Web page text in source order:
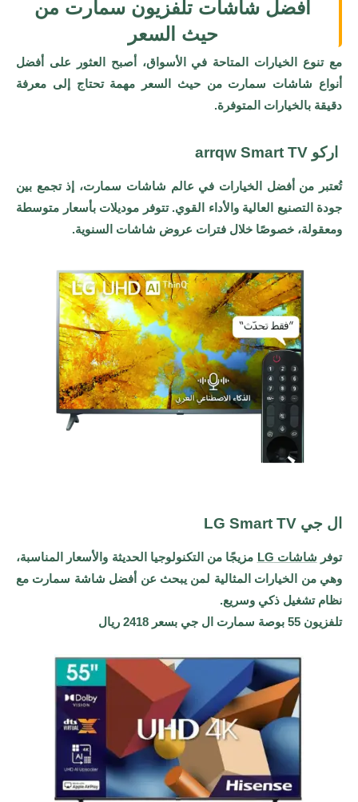
أفضل شاشات تلفزيون سمارت من
حيث السعر
مع تنوع الخيارات المتاحة في الأسواق، أصبح العثور على أفضل
أنواع شاشات سمارت من حيث السعر مهمة تحتاج إلى معرفة
دقيقة بالخيارات المتوفرة.
اركو arrqw Smart TV
تُعتبر من أفضل الخيارات في عالم شاشات سمارت، إذ تجمع بين
جودة التصنيع العالية والأداء القوي. تتوفر موديلات بأسعار متوسطة
ومعقولة، خصوصًا خلال فترات عروض شاشات السنوية.
ال جي LG Smart TV
توفر شاشات LG
مزيجًا من التكنولوجيا الحديثة والأسعار المناسبة،
وهي من الخيارات المثالية لمن يبحث عن أفضل شاشة سمارت مع
نظام تشغيل ذكي وسريع.
تلفزيون 55 بوصة سمارت ال جي بسعر 2418 ريال